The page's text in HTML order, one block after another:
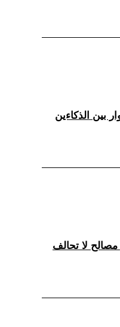
بين الذكاءين
مصالح لا تحالف